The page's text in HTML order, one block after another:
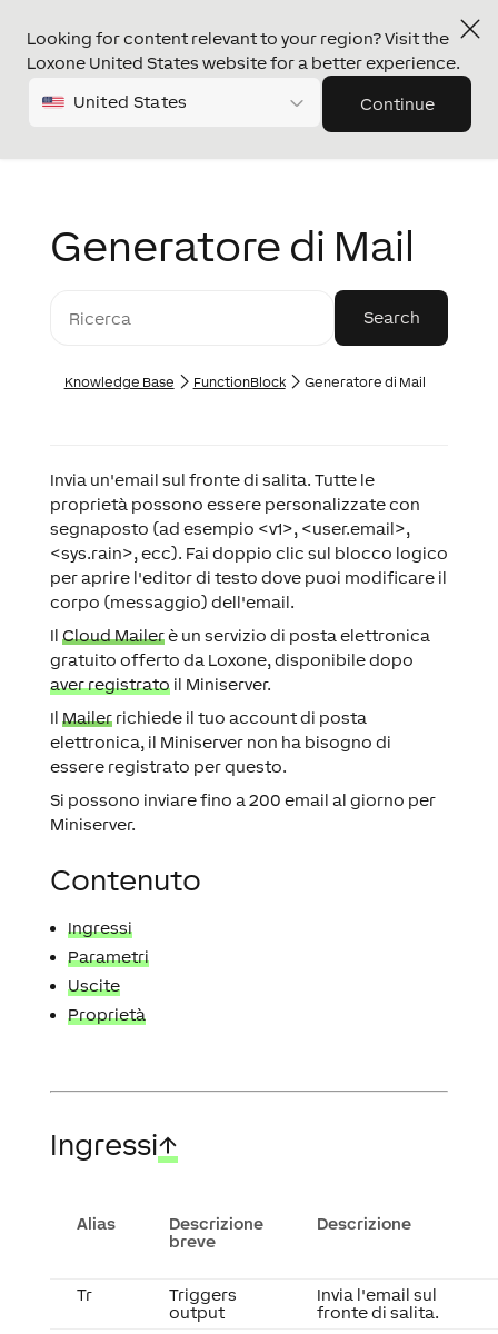
Looking for content relevant to your region? Visit the
Loxone United States website for a better experience.
United States Continue
Generatore di Mail
Knowledge Base FunctionBlock Generatore di Mail
Invia un'email sul fronte di salita. Tutte le
proprietà possono essere personalizzate con
segnaposto (ad esempio <v1>, <user.email>,
<sys.rain>, ecc). Fai doppio clic sul blocco logico
per aprire l'editor di testo dove puoi modificare il
corpo (messaggio) dell'email.
Il Cloud Mailerè un servizio di posta elettronica
gratuito offerto da Loxone, disponibile dopo
aver registratoil Miniserver.
Il Mailerrichiede il tuo account di posta
elettronica, il Miniserver non ha bisogno di
essere registrato per questo.
Si possono inviare fino a 200 email al giorno per
Miniserver.
Contenuto
Ingressi
Parametri
Uscite
Proprietà
Ingressi↑
Alias
Descrizione
breve
Descrizione
Tr
Triggers
output
Invia l'email sul
fronte di salita.